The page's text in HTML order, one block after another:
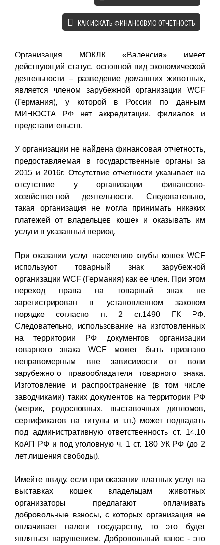
КАК ИСКАТЬ ФИНАНСОВУЮ ОТЧЕТНОСТЬ
Организация МОКЛК «Валенсия» имеет
действующий статус, основной вид экономической
деятельности – разведение домашних животных,
является членом зарубежной организации WCF
(Германия), у которой в России по данным
МИНЮСТА РФ нет аккредитации, филиалов и
представительств.
У организации не найдена финансовая отчетность,
предоставляемая в государственные органы за
2015 и 2016г. Отсутствие отчетности указывает на
отсутствие у организации финансово-
хозяйственной деятельности. Следовательно,
такая организация не могла принимать никаких
платежей от владельцев кошек и оказывать им
услуги в указанный период.
При оказании услуг населению клубы кошек WCF
используют товарный знак зарубежной
организации WCF (Германия) как ее член. При этом
переход права на товарный знак не
зарегистрирован в установленном законом
порядке согласно п. 2 ст.1490 ГК РФ.
Следовательно, использование на изготовленных
на территории РФ документов организации
товарного знака WCF может быть признано
неправомерным вне зависимости от воли
зарубежного правообладателя товарного знака.
Изготовление и распространение (в том числе
заводчиками) таких документов на территории РФ
(метрик, родословных, выставочных дипломов,
сертификатов на титулы и т.п.) может подпадать
под административную ответственность ст. 14.10
КоАП РФ и под уголовную ч. 1 ст. 180 УК РФ (до 2
лет лишения свободы).
Имейте ввиду, если при оказании платных услуг на
выставках кошек владельцам животных
организаторы предлагают оплачивать
добровольные взносы, с которых организация не
оплачивает налоги государству, то это будет
являться нарушением. Добровольный взнос - это